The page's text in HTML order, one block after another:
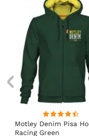
Motley Denim Pisa
Racing Green